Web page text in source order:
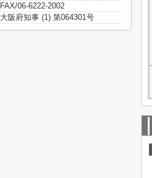
FAX/06-6222-2002
大阪府知事 (1) 第064301号